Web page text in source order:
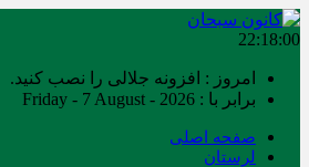
22:18:00
امروز : افزونه جلالی را نصب کنید.
برابر با : Friday - 7 August - 2026
صفحه اصلی
لرستان